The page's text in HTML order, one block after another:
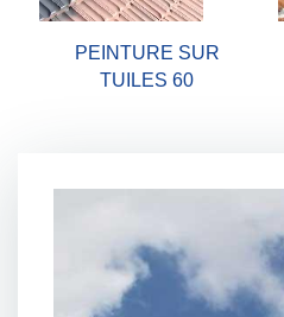
PEINTURE SUR
TUILES 60